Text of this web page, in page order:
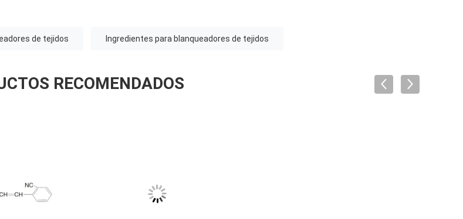
de tejidos Ingredientes para blanqueadores de tejidos
RECOMENDADOS